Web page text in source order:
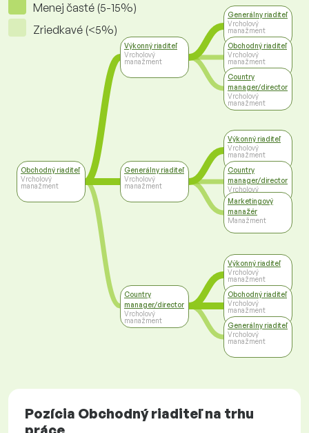
Menej časté (5-15%)
Zriedkavé (<5%)
Obchodný riaditeľ
Vrcholový
manažment
Výkonný riaditeľ
Vrcholový
manažment
Generálny riaditeľ
Vrcholový
manažment
Country
manager/director
Vrcholový
manažment
Generálny riaditeľ
Vrcholový
manažment
Obchodný riaditeľ
Vrcholový
manažment
Country
manager/director
Vrcholový
manažment
Výkonný riaditeľ
Vrcholový
manažment
Country
manager/director
Vrcholový
manažment
Marketingový
manažér
Manažment
Výkonný riaditeľ
Vrcholový
manažment
Obchodný riaditeľ
Vrcholový
manažment
Generálny riaditeľ
Vrcholový
manažment
Pozícia Obchodný riaditeľ na trhu